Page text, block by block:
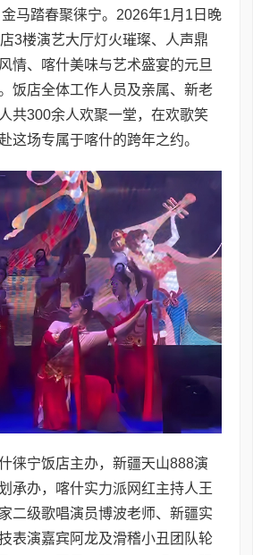
马踏春聚徕宁。2026年1月1日晚
3楼演艺大厅灯火璀璨、人声鼎
情、喀什美味与艺术盛宴的元旦
饭店全体工作人员及亲属、新老
共300余人欢聚一堂，在欢歌笑
这场专属于喀什的跨年之约。
徕宁饭店主办，新疆天山888演
承办，喀什实力派网红主持人王
二级歌唱演员博波老师、新疆实
表演嘉宾阿龙及滑稽小丑团队轮